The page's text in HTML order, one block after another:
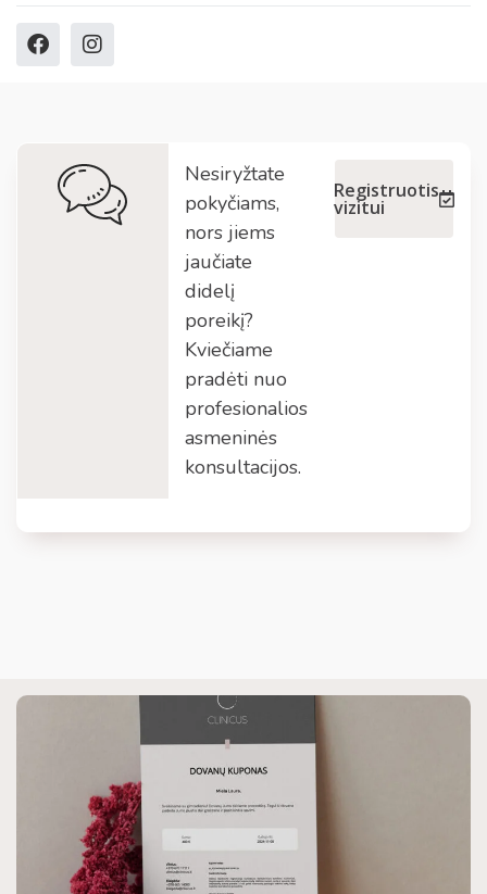
Nesiryžtate
pokyčiams,
nors jiems
jaučiate
didelį
poreikį?
Kviečiame
pradėti nuo
profesionalios
asmeninės
konsultacijos.
Registruotis
vizitui